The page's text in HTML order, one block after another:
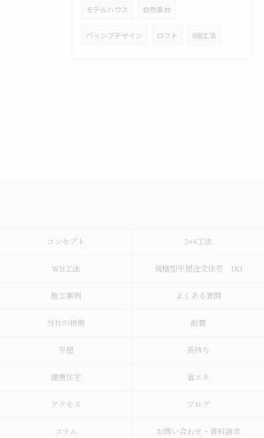
モデルハウス 自然素材
パッシブデザイン ロフト WB工法
コンセプト 2×4工法
WB工法 規格型平屋注文住宅 IKI
施工事例 よくある質問
当社の特徴 耐震
平屋 長持ち
健康住宅 省エネ
アクセス ブログ
コラム お問い合わせ・資料請求